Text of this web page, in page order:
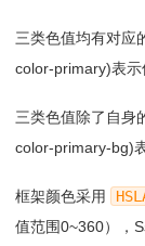
三类色值均有对应
color-primary)表示
三类色值除了自身
color-primary-bg)
框架颜色采用
值范围0~360），